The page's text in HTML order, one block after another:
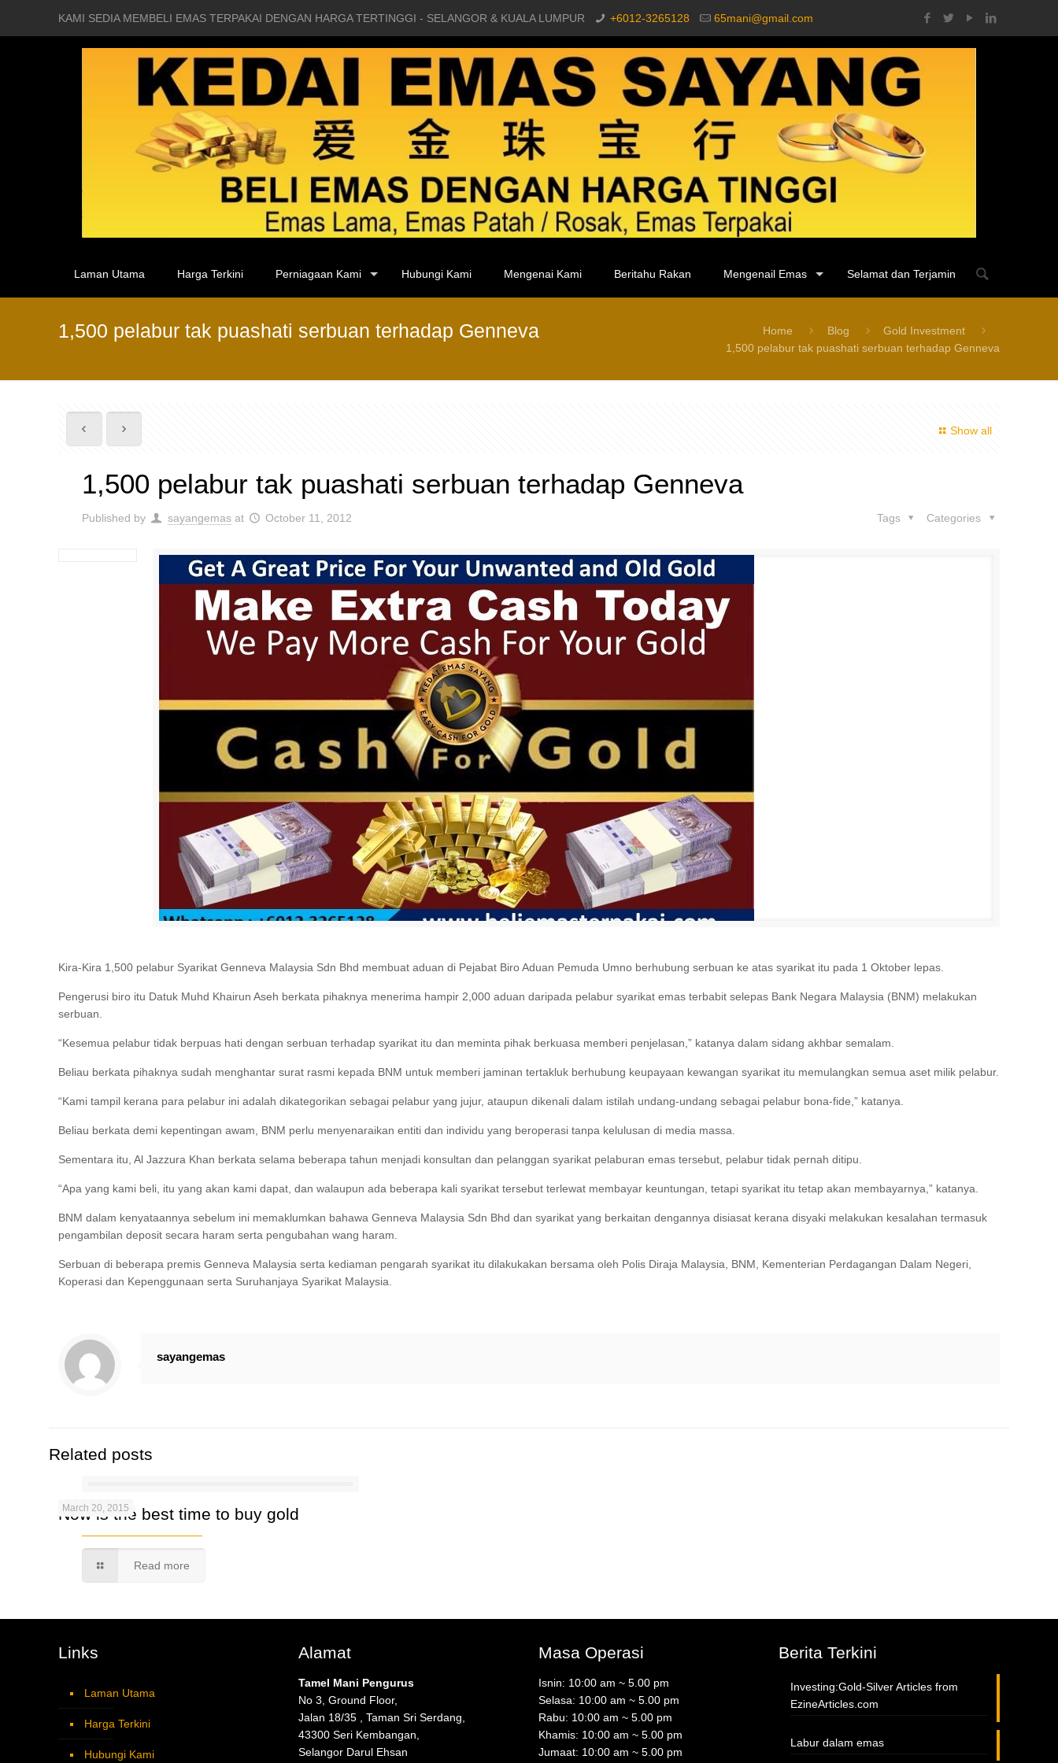
KAMI SEDIA MEMBELI EMAS TERPAKAI DENGAN HARGA TERTINGGI - SELANGOR & KUALA LUMPUR +6012-3265128 65mani@gmail.com
Laman Utama Harga Terkini Perniagaan Kami Hubungi Kami Mengenai Kami Beritahu Rakan Mengenail Emas Selamat dan Terjamin
1,500 pelabur tak puashati serbuan terhadap Genneva Home Blog
Gold Investment
1,500 pelabur tak puashati serbuan terhadap Genneva
Show all
1,500 pelabur tak puashati serbuan terhadap Genneva
Published by sayangemas at October 11, 2012 Categories
Tags
Kira-Kira 1,500 pelabur Syarikat Genneva Malaysia Sdn Bhd membuat aduan di Pejabat Biro Aduan Pemuda Umno berhubung serbuan ke atas syarikat itu pada 1 Oktober lepas.
Pengerusi biro itu Datuk Muhd Khairun Aseh berkata pihaknya menerima hampir 2,000 aduan daripada pelabur syarikat emas terbabit selepas Bank Negara Malaysia (BNM) melakukan
serbuan.
“Kesemua pelabur tidak berpuas hati dengan serbuan terhadap syarikat itu dan meminta pihak berkuasa memberi penjelasan,” katanya dalam sidang akhbar semalam.
Beliau berkata pihaknya sudah menghantar surat rasmi kepada BNM untuk memberi jaminan tertakluk berhubung keupayaan kewangan syarikat itu memulangkan semua aset milik pelabur.
“Kami tampil kerana para pelabur ini adalah dikategorikan sebagai pelabur yang jujur, ataupun dikenali dalam istilah undang-undang sebagai pelabur bona-fide,” katanya.
Beliau berkata demi kepentingan awam, BNM perlu menyenaraikan entiti dan individu yang beroperasi tanpa kelulusan di media massa.
Sementara itu, Al Jazzura Khan berkata selama beberapa tahun menjadi konsultan dan pelanggan syarikat pelaburan emas tersebut, pelabur tidak pernah ditipu.
“Apa yang kami beli, itu yang akan kami dapat, dan walaupun ada beberapa kali syarikat tersebut terlewat membayar keuntungan, tetapi syarikat itu tetap akan membayarnya,” katanya.
BNM dalam kenyataannya sebelum ini memaklumkan bahawa Genneva Malaysia Sdn Bhd dan syarikat yang berkaitan dengannya disiasat kerana disyaki melakukan kesalahan termasuk
pengambilan deposit secara haram serta pengubahan wang haram.
Serbuan di beberapa premis Genneva Malaysia serta kediaman pengarah syarikat itu dilakukakan bersama oleh Polis Diraja Malaysia, BNM, Kementerian Perdagangan Dalam Negeri,
Koperasi dan Kepenggunaan serta Suruhanjaya Syarikat Malaysia.
sayangemas
Related posts
March 20, 2015
Now is the best time to buy gold
Read more
Links
Laman Utama
Harga Terkini
Hubungi Kami
Alamat
Tamel Mani Pengurus
No 3, Ground Floor,
Jalan 18/35 , Taman Sri Serdang,
43300 Seri Kembangan,
Selangor Darul Ehsan
Masa Operasi
Isnin: 10:00 am ~ 5.00 pm
Selasa: 10:00 am ~ 5.00 pm
Rabu: 10:00 am ~ 5.00 pm
Khamis: 10:00 am ~ 5.00 pm
Jumaat: 10:00 am ~ 5.00 pm
Berita Terkini
Investing:Gold-Silver Articles from
EzineArticles.com
Labur dalam emas